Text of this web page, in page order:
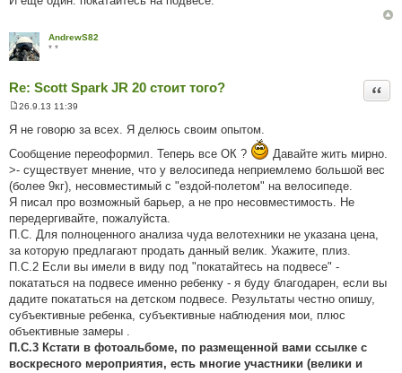
AndrewS82
* *
Re: Scott Spark JR 20 стоит того?
в
д
о
л
е
н
я
26.9.13 11:39
Я не говорю за всех. Я делюсь своим опытом.
Сообщение переоформил. Теперь все ОК ?
Давайте жить мирно.
>- существует мнение, что у велосипеда неприемлемо большой вес
(более 9кг), несовместимый с "ездой-полетом" на велосипеде.
Я писал про возможный барьер, а не про несовместимость. Не
передергивайте, пожалуйста.
П.С. Для полноценного анализа чуда велотехники не указана цена,
за которую предлагают продать данный велик. Укажите, плиз.
П.С.2 Если вы имели в виду под "покатайтесь на подвесе" -
покататься на подвесе именно ребенку - я буду благодарен, если вы
дадите покататься на детском подвесе. Результаты честно опишу,
субъективные ребенка, субъективные наблюдения мои, плюс
объективные замеры .
П.С.3 Кстати в фотоальбоме, по размещенной вами ссылке с
воскресного мероприятия, есть многие участники (велики и